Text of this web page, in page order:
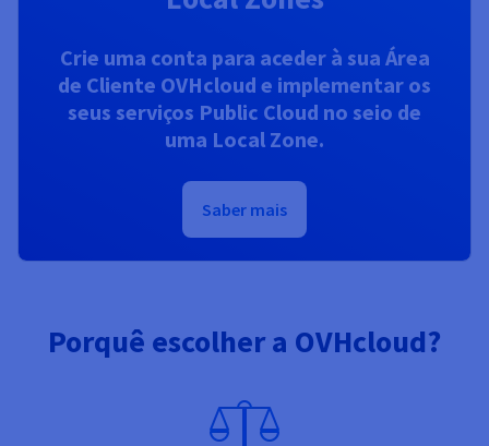
Crie uma conta para aceder à sua Área
de Cliente OVHcloud e implementar os
seus serviços Public Cloud no seio de
uma Local Zone.
Saber mais
Porquê escolher a OVHcloud?